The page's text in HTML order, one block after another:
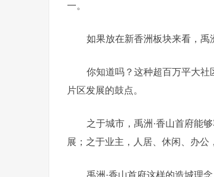
一。
如果放在新香洲板块来看，禹
你知道吗？这种超百万平大
片区发展的鼓点。
之于城市，禹洲·香山首府能
展；之于业主，人居、休闲、办公
禹洲·香山首府这样的造城理